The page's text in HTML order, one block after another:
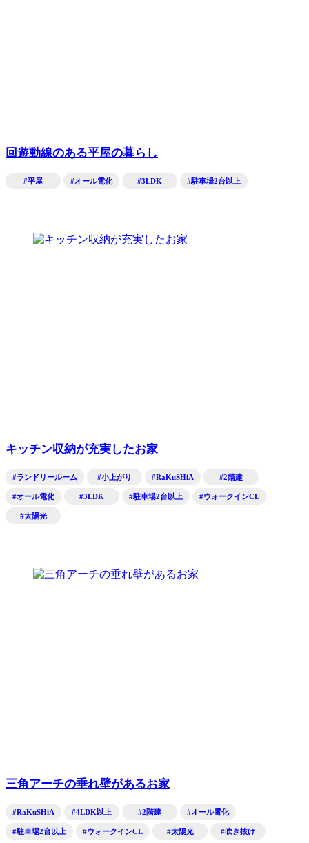
回遊動線のある平屋の暮らし
#平屋 #オール電化 #3LDK #駐車場2台以上
キッチン収納が充実したお家
#ランドリールーム #小上がり #RaKuSHiA #2階建
#オール電化 #3LDK #駐車場2台以上 #ウォークインCL
#太陽光
三角アーチの垂れ壁があるお家
#RaKuSHiA #4LDK以上 #2階建 #オール電化
#駐車場2台以上 #ウォークインCL #太陽光 #吹き抜け